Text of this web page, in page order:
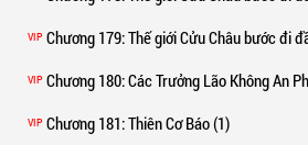
VIP Chương 179: Thế giới Cửu Châu bước đi
VIP Chương 180: Các Trưởng Lão Không An
VIP Chương 181: Thiên Cơ Báo (1)